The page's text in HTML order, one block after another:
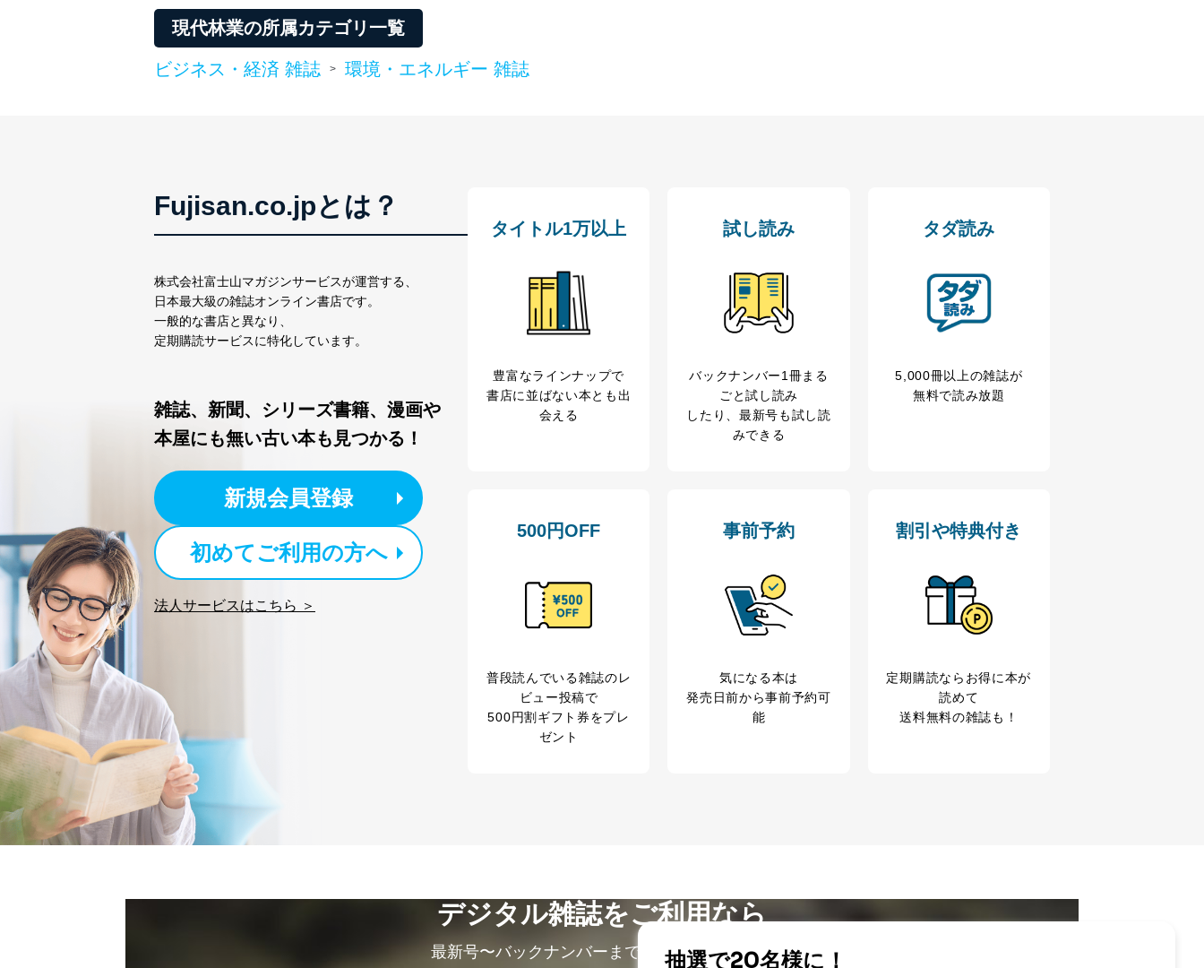
１．個人情報保護管理者
当社は以下の個人情報保護管理者を設置し、個人情報保護管理者の責任のもと、個人情報を取得・アクセス・利用・提供・管理
いたします。
２．利用目的
当社が取り扱う開示対象個人情報の利用目的は次のとおりです。
1
当社の定期購読サービス等をご利用の方の個
人情報
購入商品の配送のため
商品代金回収のため
ｅメール等による商品、サービス、キャンペーン等の広告の案内のため
応じた新商品・サービスに関する広告のため
2
当社にお問合わせいただいた方の個人情報 お問い合わせ対応、トラブル対処、オペレーター教育など応対品質向上のため
3 当社カスタマーQ＆Aサービス利用者
カスタマーQ＆Aサイトの投稿内容の確認のため
ｅメール等によるカスタマーQ＆Aサイトのサービス内容のご案内のため
4 採用応募者の方の個人情報
5 当社の従業者の個人情報
6
パートナー（提携企業）からの委託により当
社の
定期購読サービス等をご利用の方の個人情報
提携企業及びお客様がご購入された商品の発売元企業からのｅメール等による商
サービス、キャンペーン等の広告に関するご案内のため
7
SNS公式アカウントに登録された方の個人情
当社のサービス利用状況の把握およびその分析のため
お問い合わせ対応、トラブル対処、オペレーター教育など応対品質向上のため
その他当社のプライバシーポリシー等にて公表する利用目的達成のため
なお、6、7については、パートナー（提携企業）様又は各SNS運営会社様にご請求いただきますようお願い致します。
人の生命､身体または財産の保護のために必要がある場合であって、本人の同意を得ることが困難であるとき。
であって、本人の同意を得ることにより当該事務の遂行に支障を及ぼすおそれがあるとき。
上記２．の利用目的を実施するために守秘義務を結んだ企業に、業務の一部として個人情報の取扱いを委託・提供する場合、そ
委託・提供先企業は具体的には以下のような企業ですが、これらに限りません。
現代林業の所属カテゴリ一覧
ビジネス・経済 雑誌 > 環境・エネルギー 雑誌
Fujisan.co.jpとは？
株式会社富士山マガジンサービスが運営する、
日本最大級の雑誌オンライン書店です。
一般的な書店と異なり、
定期購読サービスに特化しています。
雑誌、新聞、シリーズ書籍、漫画や
本屋にも無い古い本も見つかる！
新規会員登録
初めてご利用の方へ
法人サービスはこちら ＞
タイトル1万以上
豊富なラインナップで
書店に並ばない本とも出
会える
試し読み
バックナンバー1冊まる
ごと試し読み
したり、最新号も試し読
みできる
タダ読み
5,000冊以上の雑誌が
無料で読み放題
500円OFF
普段読んでいる雑誌のレ
ビュー投稿で
500円割ギフト券をプレ
ゼント
事前予約
気になる本は
発売日前から事前予約可
能
割引や特典付き
定期購読なら お得に本が
読めて
送料無料の雑誌も！
デジタル雑誌をご利用なら
最新号〜バックナンバーまで7000冊以上の雑誌